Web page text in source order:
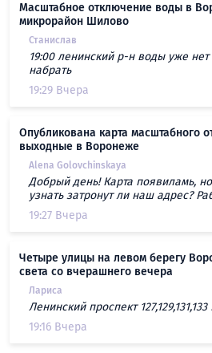
Масштабное отключение воды в
микрорайон Шилово
Станислав
19:00 ленинский р-н воды уже
набрать
19:29 Вчера
Опубликована карта масштабного
выходные в Воронеже
Alena Golovchinskaya
Добрый день! Карта появиламь,
узнать затронут ли наш адрес?
19:27 Вчера
Четыре улицы на левом берегу
света со вчерашнего вечера
Лариса
Ленинский проспект 127,129,131,133
19:16 Вчера